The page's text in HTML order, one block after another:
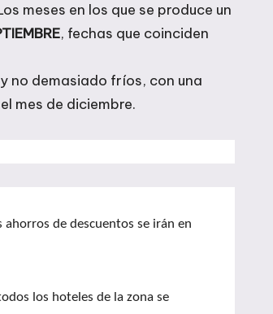
meses en los que se produce un
, fechas que coinciden
no demasiado fríos, con una
mes de diciembre.
de descuentos se irán en
los hoteles de la zona se